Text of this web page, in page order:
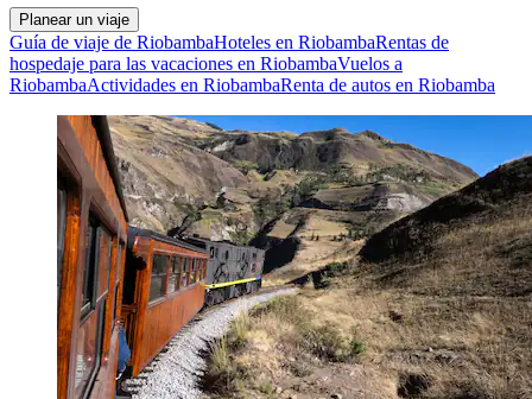
Planear un viaje
Guía de viaje de RiobambaHoteles en RiobambaRentas de
hospedaje para las vacaciones en RiobambaVuelos a
RiobambaActividades en RiobambaRenta de autos en Riobamba